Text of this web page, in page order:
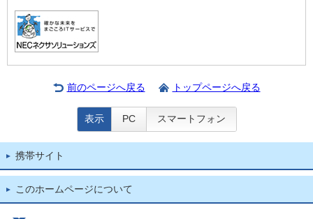
前のページへ戻る トップページへ戻る
表示 PC スマートフォン
携帯サイト
このホームページについて